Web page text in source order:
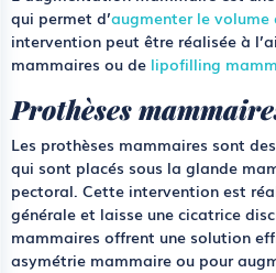
qui permet d’augmenter le volume
intervention peut être réalisée à
mammaires ou de lipofilling
Prothèses
Les prothèses mammaires sont
qui sont placés sous la glande
pectoral. Cette intervention est
générale et laisse une cicatrice
mammaires offrent une solution
asymétrie mammaire ou pour